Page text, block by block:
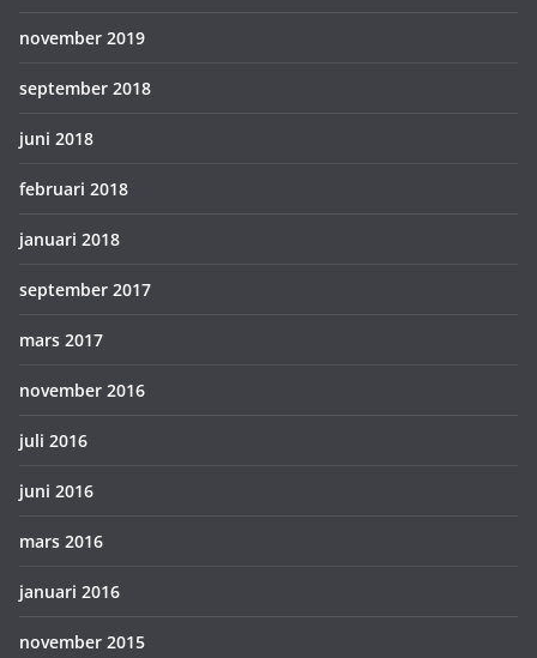
november 2019
september 2018
juni 2018
februari 2018
januari 2018
september 2017
mars 2017
november 2016
juli 2016
juni 2016
mars 2016
januari 2016
november 2015